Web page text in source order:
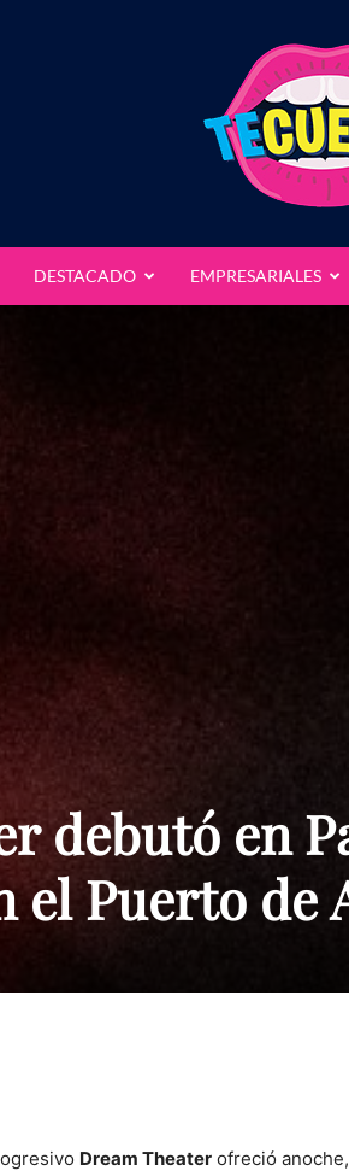
DESTACADO EMPRESARIALES
debutó en
el Puerto de
Dream Theater ofreció